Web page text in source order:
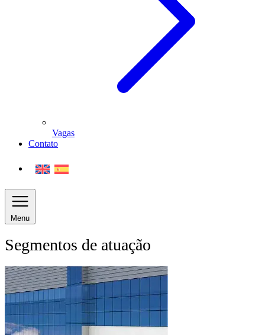
Vagas
Contato
Menu
Segmentos de atuação